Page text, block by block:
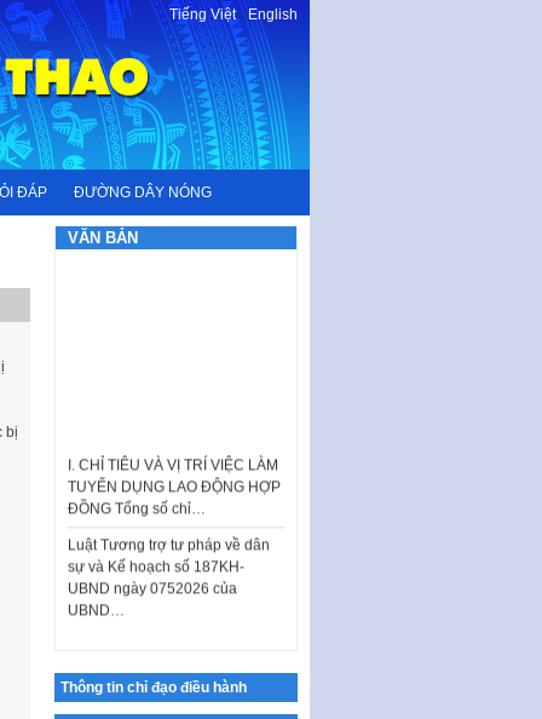
Tiếng Việt-English
ĐÁP ĐƯỜNG DÂY NÓNG
bị
VĂN BẢN
TUYỂN DỤNG LAO ĐỘNG HỢP
ĐỒNG Tổng số chỉ…
sự và Kế hoạch số 187KH-
UBND ngày 0752026 của
UBND…
thành phố Hà Nội
Thông tin chỉ đạo điều hành